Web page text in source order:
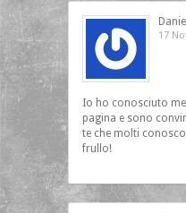
Daniel
17
Io ho conosciuto
pagina e sono
te che molti
frullo!